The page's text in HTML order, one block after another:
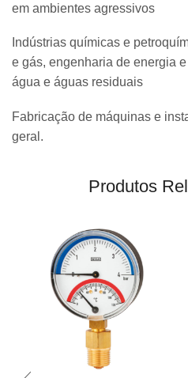
em ambientes agressivos
Indústrias químicas e
e gás, engenharia de energia
água e águas residuais
Fabricação de máquinas e
geral.
Produtos